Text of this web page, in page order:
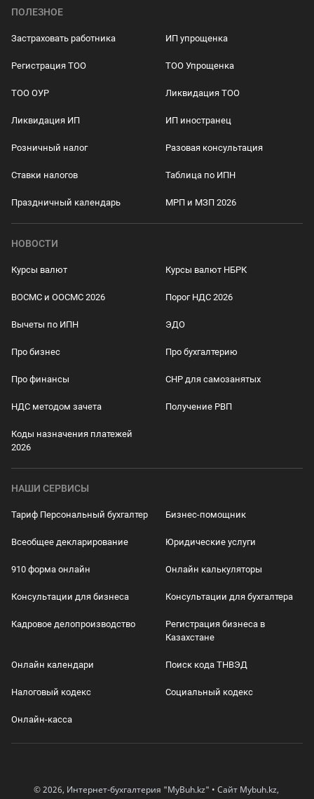
ПОЛЕЗНОЕ
Застраховать работника ИП упрощенка
Регистрация ТОО ТОО Упрощенка
ТОО ОУР Ликвидация ТОО
Ликвидация ИП ИП иностранец
Розничный налог Разовая консультация
Ставки налогов Таблица по ИПН
Праздничный календарь МРП и МЗП 2026
НОВОСТИ
Курсы валют Курсы валют НБРК
ВОСМС и ООСМС 2026 Порог НДС 2026
Вычеты по ИПН ЭДО
Про бизнес Про бухгалтерию
Про финансы СНР для самозанятых
НДС методом зачета Получение РВП
Коды назначения платежей
2026
НАШИ СЕРВИСЫ
Тариф Персональный бухгалтер Бизнес-помощник
Всеобщее декларирование Юридические услуги
910 форма онлайн Онлайн калькуляторы
Консультации для бизнеса Консультации для бухгалтера
Кадровое делопроизводство
Регистрация бизнеса в
Казахстане
Онлайн календари Поиск кода ТНВЭД
Налоговый кодекс Социальный кодекс
Онлайн-касса
© 2026, Интернет-бухгалтерия "MyBuh.kz" • Сайт Mybuh.kz,